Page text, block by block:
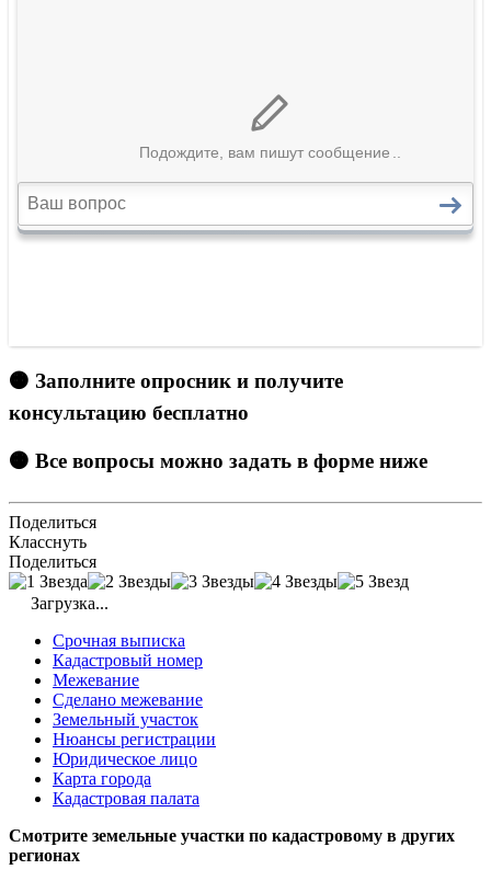
🟠 Заполните опросник и получите
консультацию бесплатно
🟠 Все вопросы можно задать в форме ниже
Поделиться
Класснуть
Поделиться
Загрузка...
Срочная выписка
Кадастровый номер
Межевание
Сделано межевание
Земельный участок
Нюансы регистрации
Юридическое лицо
Карта города
Кадастровая палата
Смотрите земельные участки по кадастровому в других
регионах